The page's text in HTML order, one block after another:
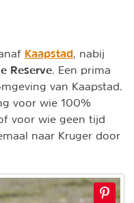
Kaapstad , nabij
Reserve . Een prima
van Kaapstad.
voor wie 100%
voor wie geen tijd
naar Kruger door